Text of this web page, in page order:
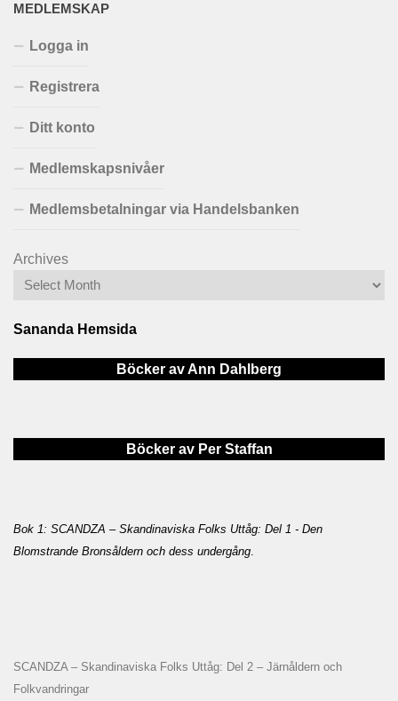
MEDLEMSKAP
Logga in
Registrera
Ditt konto
Medlemskapsnivåer
Medlemsbetalningar via Handelsbanken
Archives
Sananda Hemsida
Böcker av Ann Dahlberg
Böcker av Per Staffan
Bok 1: SCANDZA – Skandinaviska Folks Uttåg: Del 1 - Den
Blomstrande Bronsåldern och dess undergång
SCANDZA – Skandinaviska Folks Uttåg: Del 2 – Järnåldern och
Folkvandringar